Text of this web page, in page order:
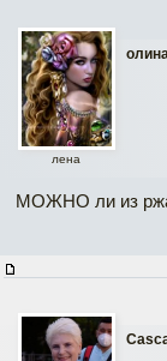
лена
МОЖНО ли из